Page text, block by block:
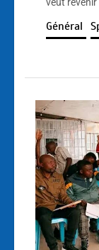
Général